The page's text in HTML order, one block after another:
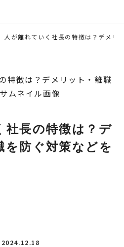
人が離れていく社長の特徴は？デメリ
社長の特徴は？デ
を防ぐ対策などを
2024.12.18